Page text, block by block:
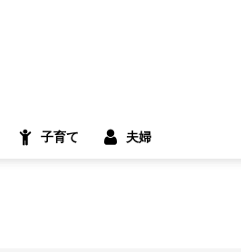
子育て 夫婦